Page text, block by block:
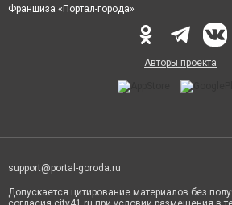
Франшиза «Портал-города»
Авторы проекта
support@portal-goroda.ru
Допускается цитирование материалов без